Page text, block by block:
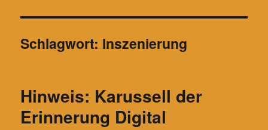
Schlagwort: Inszenierung
Hinweis: Karussell der
Erinnerung Digital